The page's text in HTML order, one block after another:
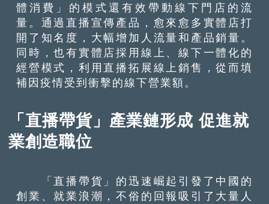
體消費」的模式還有效帶動線下門店的流
量。通過直播宣傳產品，愈來愈多實體店打
開了知名度，大幅增加人流量和產品銷量。
同時，也有實體店採用線上、線下一體化的
經營模式，利用直播拓展線上銷售，從而填
補因疫情受到衝擊的線下營業額。
「直播帶貨」產業鏈形成 促進就
業創造職位
「直播帶貨」的迅速崛起引發了中國的
創業、就業浪潮，不俗的回報吸引了大量人